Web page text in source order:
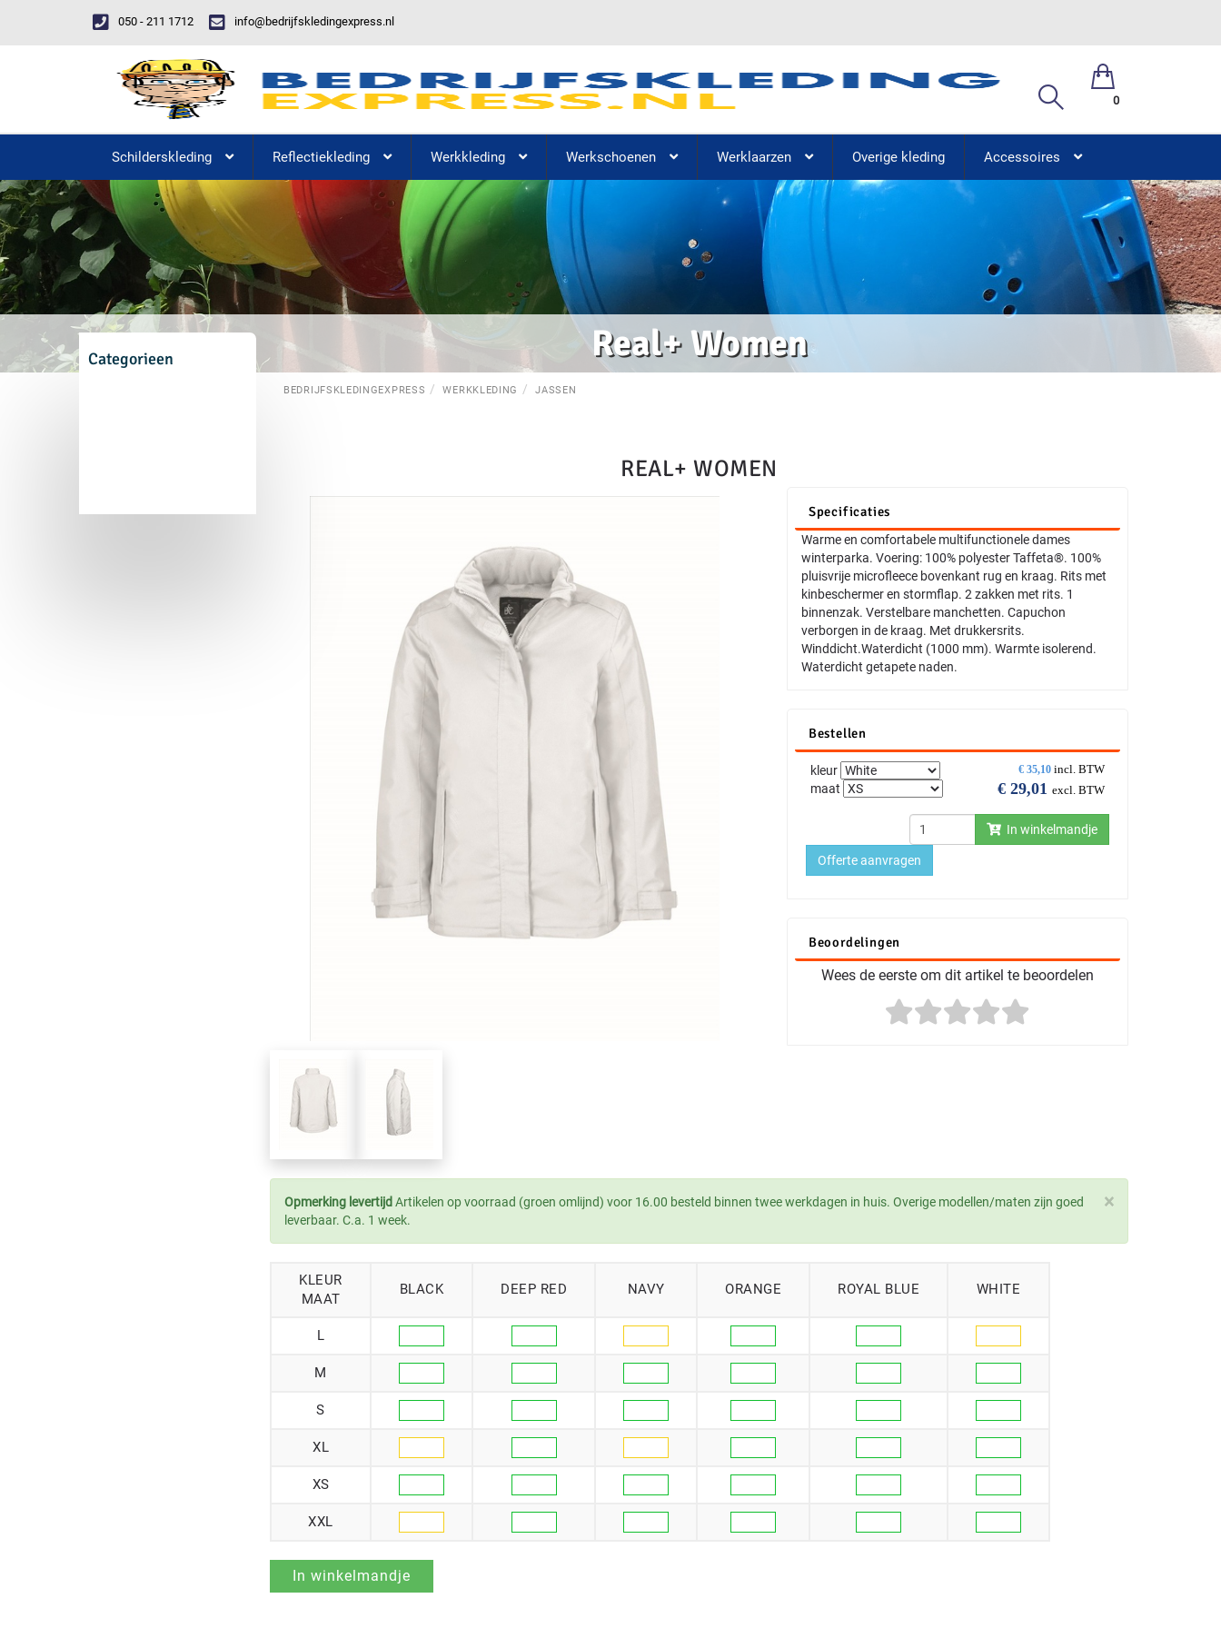
050 - 211 1712 info@bedrijfskledingexpress.nl
0
Schilderskleding Reflectiekleding Werkkleding Werkschoenen Werklaarzen Overige kleding Accessoires
Real+ Women
BEDRIJFSKLEDINGEXPRESS WERKKLEDING JASSEN
REAL+ WOMEN
Specificaties
Warme en comfortabele multifunctionele dames
winterparka. Voering: 100% polyester Taffeta®. 100%
pluisvrije microfleece bovenkant rug en kraag. Rits met
kinbeschermer en stormflap. 2 zakken met rits. 1
binnenzak. Verstelbare manchetten. Capuchon
verborgen in de kraag. Met drukkersrits.
Winddicht.Waterdicht (1000 mm). Warmte isolerend.
Waterdicht getapete naden.
Bestellen
€ 35,10 incl. BTW
€ 29,01 excl. BTW
kleur
maat
In winkelmandje
Offerte aanvragen
Beoordelingen
Wees de eerste om dit artikel te beoordelen
×
Opmerking levertijd Artikelen op voorraad (groen omlijnd) voor 16.00 besteld binnen twee werkdagen in huis. Overige modellen/maten zijn goed
leverbaar. C.a. 1 week.
KLEUR
MAAT
BLACK DEEP RED NAVY ORANGE ROYAL BLUE WHITE
L
M
S
XL
XS
XXL
Categorieen